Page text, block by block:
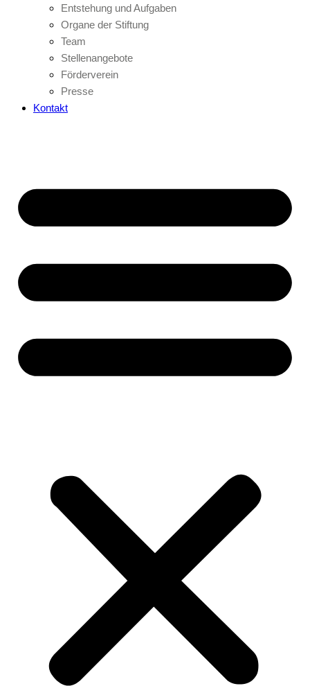
Entstehung und Aufgaben
Organe der Stiftung
Team
Stellenangebote
Förderverein
Presse
Kontakt